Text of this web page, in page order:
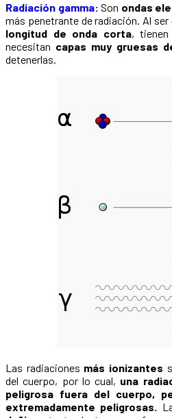
Radiación gamma: Son ondas
más penetrante de radiación. Al
longitud de onda corta, tienen
necesitan capas muy gruesas
detenerlas.
Las radiaciones más ionizantes
del cuerpo, por lo cual, una
peligrosa fuera del cuerpo,
extremadamente peligrosas.